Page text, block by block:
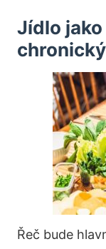
Jídlo
Řeč bude